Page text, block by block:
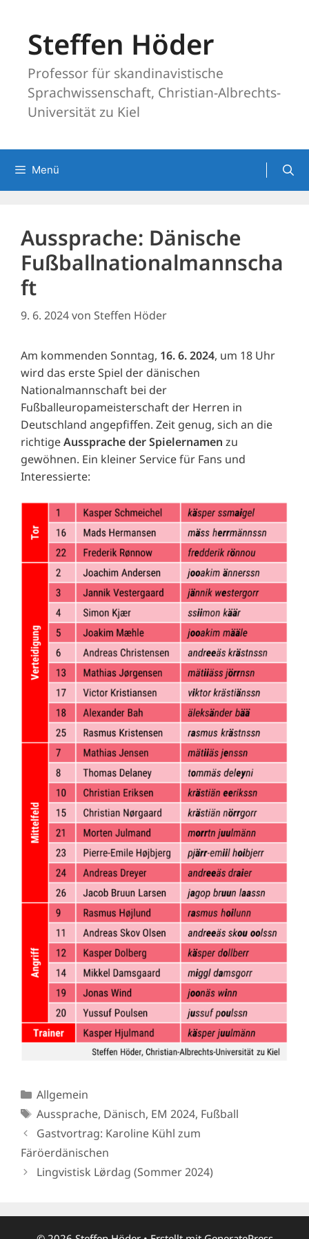
springenSteffen Höder
Professor für skandinavistische
Sprachwissenschaft, Christian-Albrechts-
Universität zu Kiel
Menü
Aussprache: Dänische
Fußballnationalmannscha
ft
9. 6. 2024von Steffen Höder
Am kommenden Sonntag, 16. 6. 2024, um 18 Uhr
wird das erste Spiel der dänischen
Nationalmannschaft bei der
Fußballeuropameisterschaft der Herren in
Deutschland angepfiffen. Zeit genug, sich an die
richtigeAussprache der Spielernamen zu
gewöhnen. Ein kleiner Service für Fans und
Interessierte:
Kategorien
Allgemein
Schlagwörter
Aussprache, Dänisch, EM 2024, Fußball
Gastvortrag: Karoline Kühl zum
Färöerdänischen
Lingvistisk Lø̈rdag (Sommer 2024)